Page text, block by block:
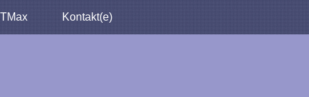
Kontakt(e)